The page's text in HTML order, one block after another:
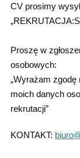
CV prosimy
Proszę w
osobowych:
„Wyrażam
moich danych
rekrutacji”
KONTAKT: